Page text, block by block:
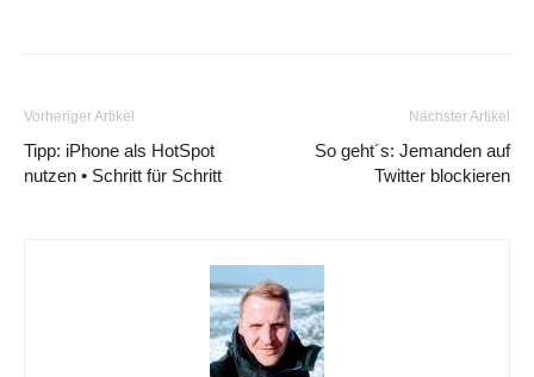
Vorheriger Artikel
Tipp: iPhone als HotSpot
nutzen • Schritt für Schritt
Nächster Artikel
So geht´s: Jemanden auf
Twitter blockieren